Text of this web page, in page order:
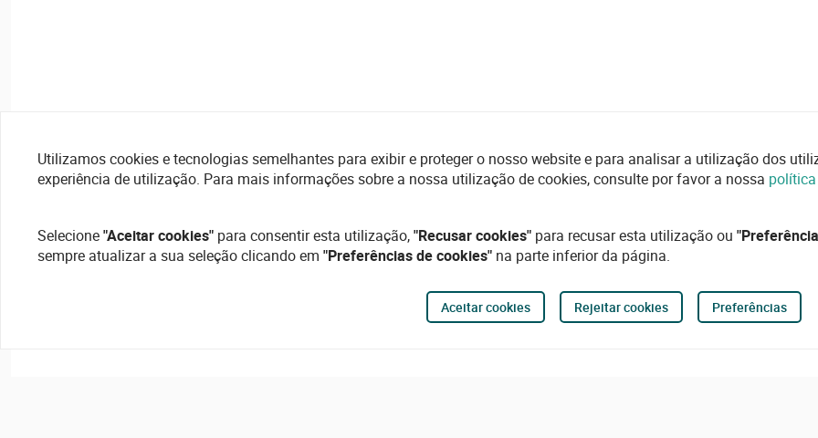
Utilizamos cookies e tecnologias semelhantes para exibir e proteger o nosso website e para analisar a utilização dos
experiência de utilização. Para mais informações sobre a nossa utilização de cookies, consulte por favor a nossa
Selecione"Aceitar cookies" para consentir esta utilização,"Recusar cookies" para recusar esta utilização ou
sempre atualizar a sua seleção clicando em "Preferências de cookies" na parte inferior da página.
Aceitar cookies Rejeitar cookies Preferências